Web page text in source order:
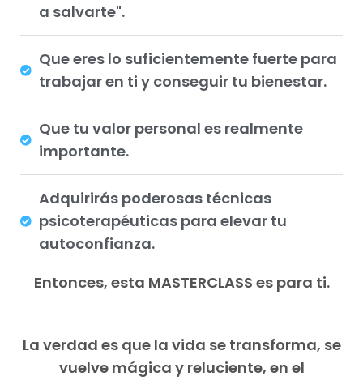
a salvarte".
Que eres lo suficientemente fuerte para
trabajar en ti y conseguir tu bienestar.
Que tu valor personal es realmente
importante.
Adquirirás poderosas técnicas
psicoterapéuticas para elevar tu
autoconfianza.
Entonces, esta MASTERCLASS es para ti.
La verdad es que la vida se transforma, se
vuelve mágica y reluciente, en el